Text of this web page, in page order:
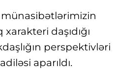
daşıdığı
perspektivləri
aparıldı.